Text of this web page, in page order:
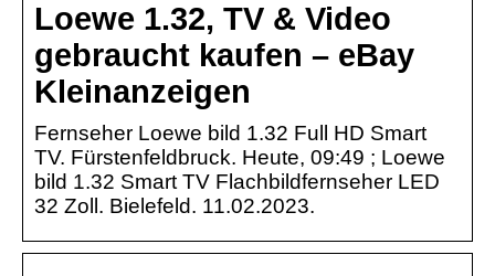
Loewe 1.32, TV & Video
gebraucht kaufen – eBay
Kleinanzeigen
Fernseher Loewe bild 1.32 Full HD Smart
TV. Fürstenfeldbruck. Heute, 09:49 ; Loewe
bild 1.32 Smart TV Flachbildfernseher LED
32 Zoll. Bielefeld. 11.02.2023.